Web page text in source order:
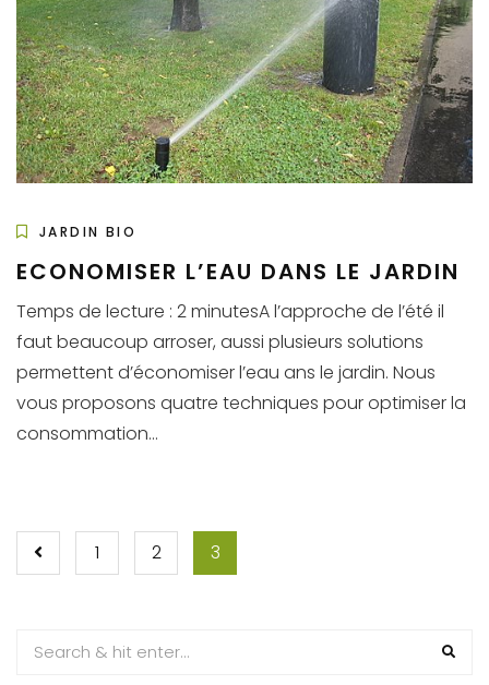
JARDIN BIO
ECONOMISER L’EAU DANS LE JARDIN
Temps de lecture : 2 minutesA l’approche de l’été il
faut beaucoup arroser, aussi plusieurs solutions
permettent d’économiser l’eau ans le jardin. Nous
vous proposons quatre techniques pour optimiser la
consommation...
PAGINATION
PUBLICATIONS
1 2 3